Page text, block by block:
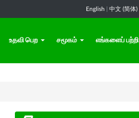
English 中文 (简体)
உதவி பெற சமூகம் எங்களைப் பற்றி